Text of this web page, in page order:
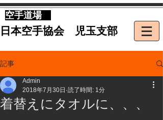
​空手道場
​日本空手協会 児玉支部
記事
着替えにタオルに、、、
Admin
2018年7月30日 読了時間: 1分